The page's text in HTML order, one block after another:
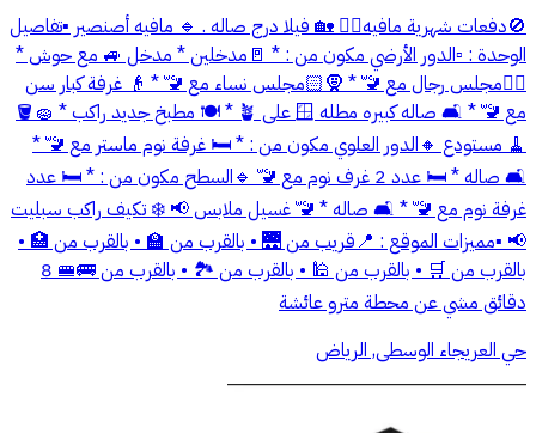
🚫دفعات شهرية مافيه✋🏻 🏡 فيلا درج صاله . 🔹 مافيه أصنصير ▪️تفاصيل
الوحدة : ▫️الدور الأرضي مكون من : * 🚪مدخلين * مدخل 🚙 مع حوش *
🙍‍♂️مجلس رجال مع 🚾 * 🧕🏻مجلس نساء مع 🚾 * 👴 غرفة كبار سن
مع 🚾 * 🛋️ صاله كبيره مطله 🪟 على 🪴 * 🍽️ مطبخ جديد راكب * 🧽🪣
🧹 مستودع 🔸الدور العلوي مكون من : * 🛏️ غرفة نوم ماستر مع 🚾 *
🛋️ صاله * 🛏️ عدد 2 غرف نوم مع 🚾 🔹السطح مكون من : * 🛏️ عدد
غرفة نوم مع 🚾 * 🛋️ صاله * 🚾 غسيل ملابس 📢 ❄️ تكيف راكب سبليت
📢 ▪️مميزات الموقع : 📍قريب من 🌉 • بالقرب من 🏫 • ⁠بالقرب من 🏥 •
بالقرب من 🛒 • ⁠بالقرب من 🕌 • ⁠بالقرب من 🏞️ • بالقرب من 🚌🚝 8
دقائق مشي عن محطة مترو عائشة
حي العريجاء الوسطى, الرياض